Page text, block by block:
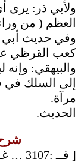
ولأبي ذر: يرى
العظم ( من
وفي حديث
كعب القرظي
والبيهقي:
إلى السلك في
مرآة.
الحديث.
[ قــ :3107 …